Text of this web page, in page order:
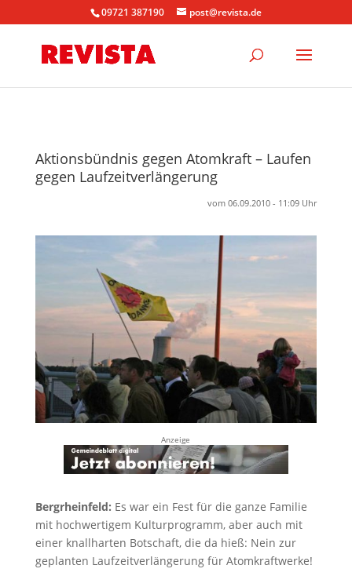
09721 387190 post@revista.de
Aktionsbündnis gegen Atomkraft – Laufen
gegen Laufzeitverlängerung
vom 06.09.2010 - 11:09 Uhr
Anzeige
Bergrheinfeld: Es war ein Fest für die ganze Familie
mit hochwertigem Kulturprogramm, aber auch mit
einer knallharten Botschaft, die da hieß: Nein zur
geplanten Laufzeitverlängerung für Atomkraftwerke!